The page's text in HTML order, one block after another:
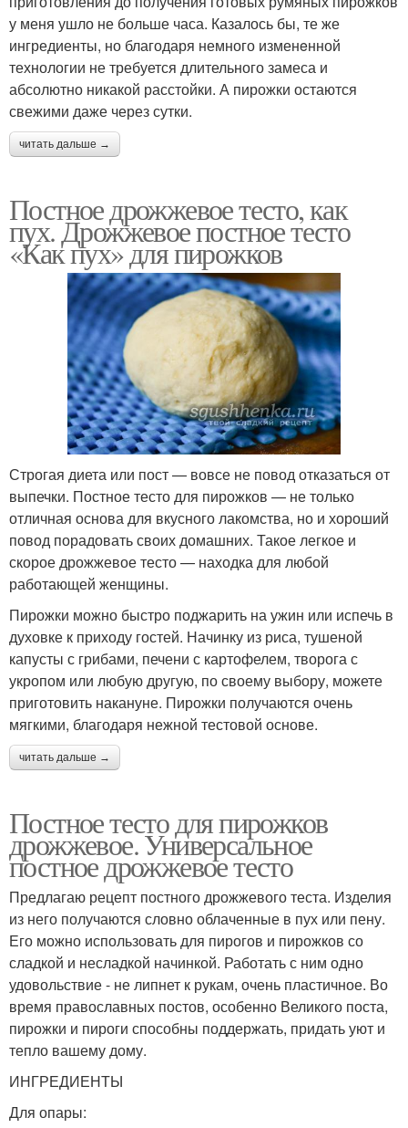
у меня ушло не больше часа. Казалось бы, те же
ингредиенты, но благодаря немного изменeнной
технологии не требуется длительного замеса и
абсолютно никакой расстойки. А пирожки остаются
свежими даже через сутки.
читать дальше →
Постное дрожжевое тесто, как
пух. Дрожжевое постное тесто
«Как пух» для пирожков
Строгая диета или пост — вовсе не повод отказаться от
выпечки. Постное тесто для пирожков — не только
отличная основа для вкусного лакомства, но и хороший
повод порадовать своих домашних. Такое легкое и
скорое дрожжевое тесто — находка для любой
работающей женщины.
Пирожки можно быстро поджарить на ужин или испечь в
духовке к приходу гостей. Начинку из риса, тушеной
капусты с грибами, печени с картофелем, творога с
укропом или любую другую, по своему выбору, можете
приготовить накануне. Пирожки получаются очень
мягкими, благодаря нежной тестовой основе.
читать дальше →
Постное тесто для пирожков
дрожжевое. Универсальное
постное дрожжевое тесто
Предлагаю рецепт постного дрожжевого теста. Изделия
из него получаются словно облаченные в пух или пену.
Его можно использовать для пирогов и пирожков со
сладкой и несладкой начинкой. Работать с ним одно
удовольствие - не липнет к рукам, очень пластичное. Во
время православных постов, особенно Великого поста,
пирожки и пироги способны поддержать, придать уют и
тепло вашему дому.
ИНГРЕДИЕНТЫ
Для опары: